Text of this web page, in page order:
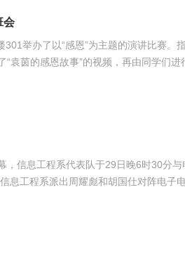
会
举办了以“感恩”为主题的演讲比赛。
信息工程系代表队于29日晚6时30分
大家看到了拼搏